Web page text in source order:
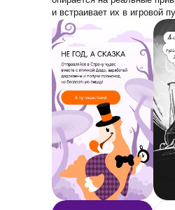
и встраивает их в игровой